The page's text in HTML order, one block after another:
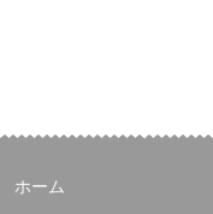
ホーム